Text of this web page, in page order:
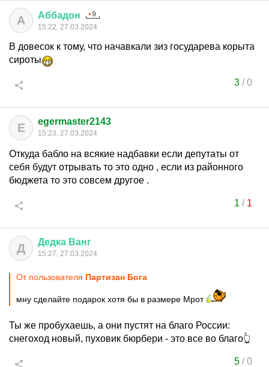
А Аббадон
15:22, 27.03.2024
В довесок к тому, что начавкали зиз государева корыта
сироты
3/0
E egermaster2143
15:23, 27.03.2024
Откуда бабло на всякие надбавки если депутаты от
себя будут отрывать то это одно , если из районного
бюджета то это совсем другое .
1 / 1
Д Дедка Ванг
15:27, 27.03.2024
От пользователя Партизан Бога
мну сделайте подарок хотя бы в размере Мрот
Ты же пробухаешь, а они пустят на благо России:
снегоход новый, пуховик бюрбери - это все во благо👆
5/0